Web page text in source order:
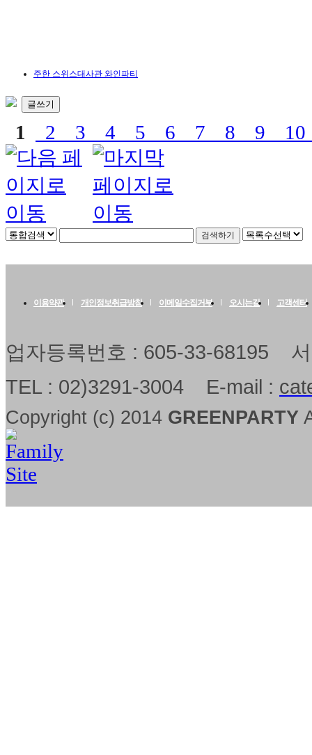
주한 스위스대사관 와인파티
글쓰기
1 2 3 4 5 6 7 8 9
이용약관 개인정보취급방침 이메일수집거부 오시는길 고객센터
업자등록번호 : 605-33-68195
TEL : 02)3291-3004 E-mail :
Copyright (c) 2014 GREENPARTY